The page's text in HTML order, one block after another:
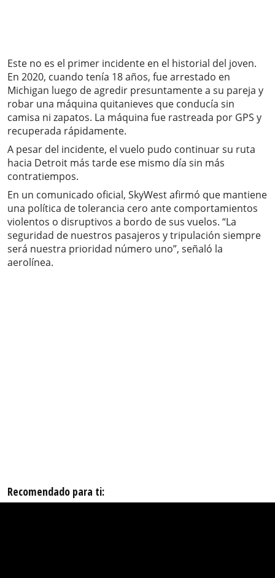
Este no es el primer incidente en el historial del joven.
En 2020, cuando tenía 18 años, fue arrestado en
Michigan luego de agredir presuntamente a su pareja y
robar una máquina quitanieves que conducía sin
camisa ni zapatos. La máquina fue rastreada por GPS y
recuperada rápidamente.
A pesar del incidente, el vuelo pudo continuar su ruta
hacia Detroit más tarde ese mismo día sin más
contratiempos.
En un comunicado oficial, SkyWest afirmó que mantiene
una política de tolerancia cero ante comportamientos
violentos o disruptivos a bordo de sus vuelos. “La
seguridad de nuestros pasajeros y tripulación siempre
será nuestra prioridad número uno”, señaló la
aerolínea.
Recomendado para ti: